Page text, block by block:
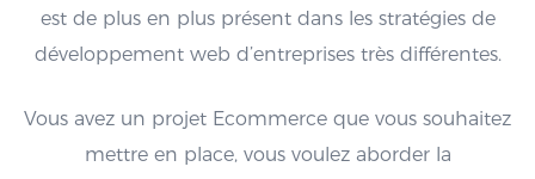
est de plus en plus présent dans les stratégies de
développement web d’entreprises très différentes.
Vous avez un projet Ecommerce que vous souhaitez
mettre en place, vous voulez aborder la